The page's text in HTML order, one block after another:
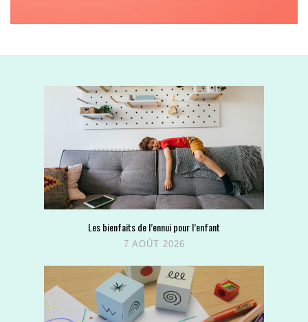
Les bienfaits de l’ennui pour l’enfant
7 AOÛT 2026